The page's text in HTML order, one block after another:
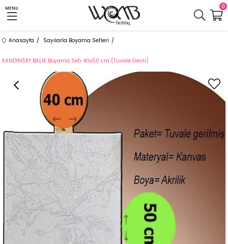
MENU 0
Anasayfa Sayılarla Boyama Setleri
KANDINSKY BALIK Boyama Seti 40x50 cm (Tuvale Gerili)